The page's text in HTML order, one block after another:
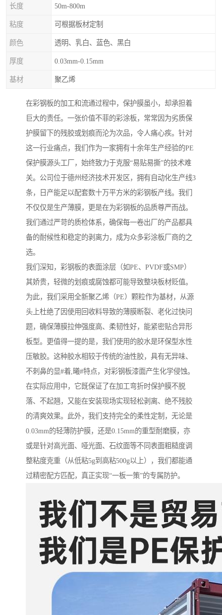
长度 50m-800m
粘度 可根据板材定制
颜色 透明、乳白、蓝色、黑白
厚度 0.03mm-0.15mm
基材 聚乙烯
在彩钢板的加工和流通过程中，保护膜虽小，却承担着
巨大的责任。一张价值不菲的彩涂板，常常因为劣质保
护膜留下的残胶或划痕而沦为次品，令人痛心疾。针对
这一行业痛点，我们作为一家拥有十余年生产经验的PE
保护膜源头工厂，始终致力于克服“易贴易撕”的技术难
关。公司位于德州经济技术开发区，拥有自动化生产线3
条，日产能足以配套数十万平方米的彩钢板产线。我们
不仅仅是生产薄膜，更是在为彩钢板的品质尊严而战。
我们通过严苛的质检体系，确保每一卷出厂的产品都具
备的耐候性和稳定的剥离力，成为众多彩涂板厂商的之
选。
我们深知，彩钢板的表面涂层（如PE、PVDF或SMP）
其娇贵，轻微的划痕或腐蚀都可能导致整块板材贬值。
为此，我们采用全新聚乙烯（PE）颗粒作为基材，从源
头上杜绝了因使用回收料导致的薄膜断裂、老化过快问
题，确保薄膜拉伸强度高、柔韧性好，能紧密贴合异形
板型。更值得一提的是，我们使用的胶水是环保型水性
压敏胶。这种胶水相较于传统的油性胶，具有无异味、
不刺鼻的显#着,曦#特点，对彩钢板漆面产生化学侵蚀。
在实际应用中，它既保证了在加工弯折时保护膜不脱
落、不起翘，又能在安装现场实现轻松剥离、绝不残胶
的清爽效果。此外，我们支持完全的柔性定制，无论是
0.03mm的轻薄防护膜，还是0.15mm的重型耐磨膜，亦
或是针对高光面、哑光面、石纹面等不同表面粗糙度调
整粘度克重（从低粘5g到高粘500g以上），我们都能通
过精密配方匹配，真正实现“一板一策”的专属防护。